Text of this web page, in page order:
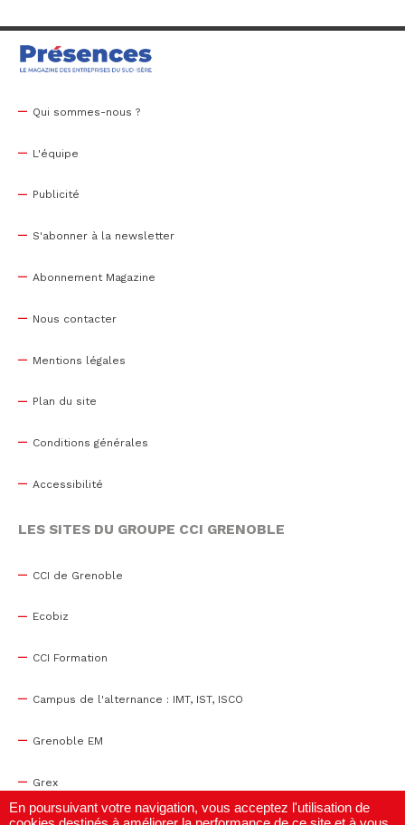
Qui sommes-nous ?
L'équipe
Publicité
S'abonner à la newsletter
Abonnement Magazine
Nous contacter
Mentions légales
Plan du site
Conditions générales
Accessibilité
LES SITES DU GROUPE CCI GRENOBLE
CCI de Grenoble
Ecobiz
CCI Formation
Campus de l'alternance : IMT, IST, ISCO
Grenoble EM
Grex
En poursuivant votre navigation, vous acceptez l'utilisation de